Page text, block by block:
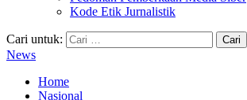
Kode Etik Jurnalistik
Cari untuk:
News
Home
Nasional